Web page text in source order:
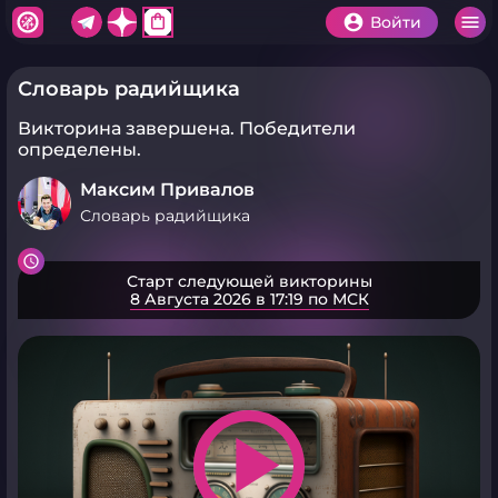
shopping_bag Войти
Словарь радийщика
Викторина завершена. Победители
определены.
Максим Привалов
Словарь радийщика
Старт следующей викторины
8 Августа 2026 в 17:19 по МСК
play_arrow